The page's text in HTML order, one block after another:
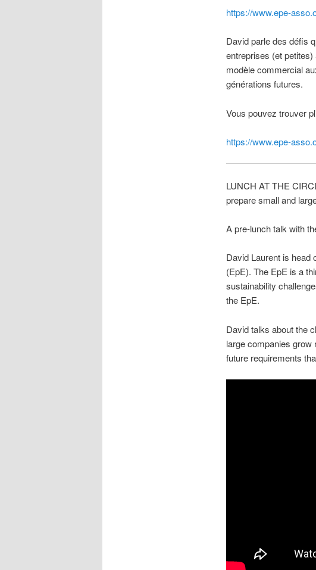
https://www.epe-
David parle des défis
entreprises (et
modèle commercial
générations futures.
Vous pouvez trouver
https://www.epe-
LUNCH AT THE
prepare small and
A pre-lunch talk with
David Laurent is head
(EpE). The EpE is a
sustainability
the EpE.
David talks about the
large companies
future requirements